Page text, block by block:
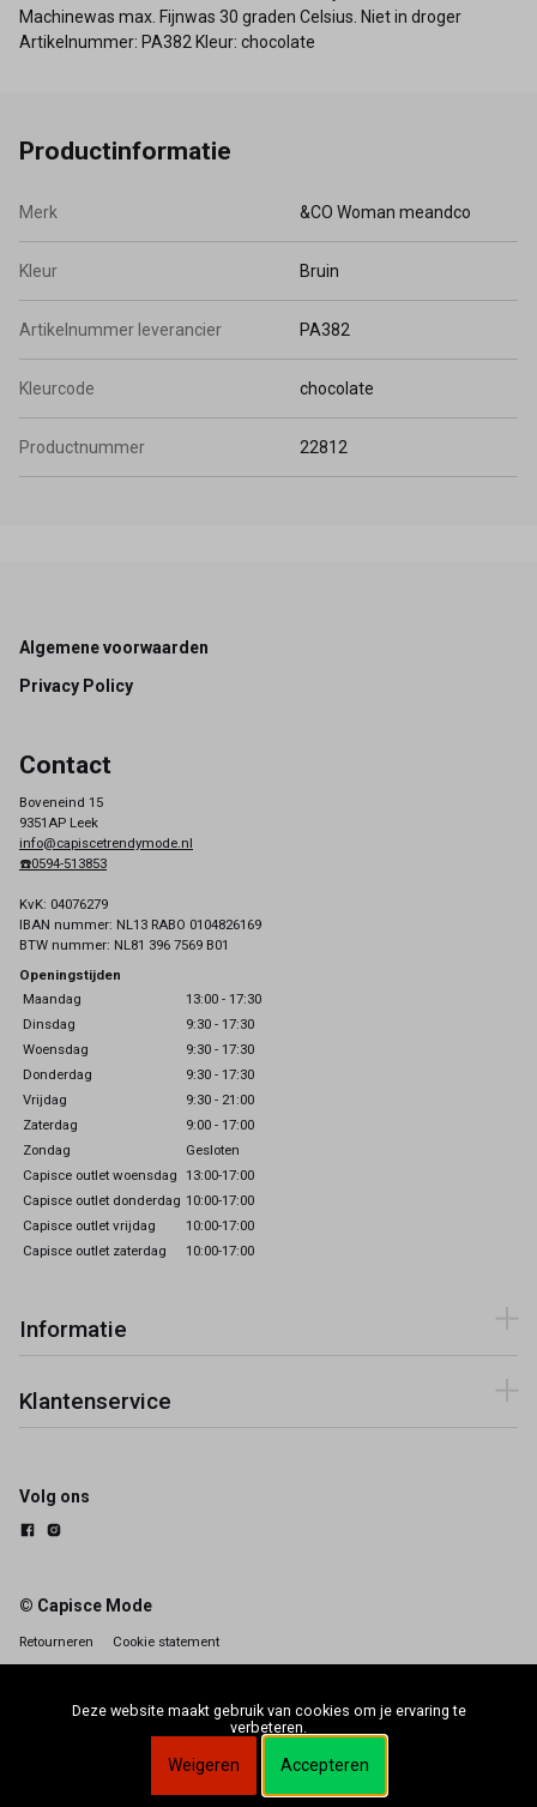
Machinewas max. Fijnwas 30 graden Celsius. Niet in droger
Artikelnummer: PA382 Kleur: chocolate
Productinformatie
Merk &CO Woman meandco
Kleur Bruin
Artikelnummer leverancier PA382
Kleurcode chocolate
Productnummer 22812
Footer
Algemene voorwaarden
Privacy Policy
Contact
Boveneind 15
9351AP Leek
info@capiscetrendymode.nl
☎️0594-513853
KvK: 04076279
IBAN nummer: NL13 RABO 0104826169
BTW nummer: NL81 396 7569 B01
Openingstijden
Maandag
13:00 - 17:30
Dinsdag
9:30 - 17:30
Woensdag
9:30 - 17:30
Donderdag
9:30 - 17:30
Vrijdag
9:30 - 21:00
Zaterdag
9:00 - 17:00
Zondag
Gesloten
Capisce outlet woensdag 13:00-17:00
Capisce outlet donderdag 10:00-17:00
Capisce outlet vrijdag
10:00-17:00
Capisce outlet zaterdag
10:00-17:00
Informatie
Klantenservice
Volg ons
© Capisce Mode
Retourneren Cookie statement
Deze website maakt gebruik van cookies om je ervaring te
verbeteren.
Weigeren Accepteren